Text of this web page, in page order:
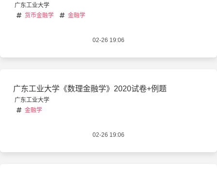
广东工业大学
货币金融学
金融学
02-26 19:06
广东工业大学《数理金融学》2020试卷+例题
广东工业大学
金融学
02-26 19:06